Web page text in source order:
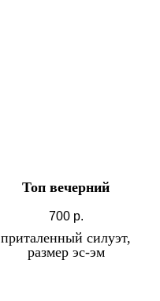
Топ вечерний
700 р.
приталенный силуэт,
размер эс-эм